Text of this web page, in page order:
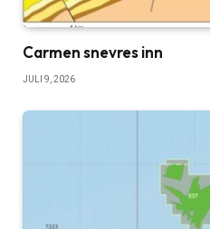
Carmen snevres inn
JULI 9, 2026